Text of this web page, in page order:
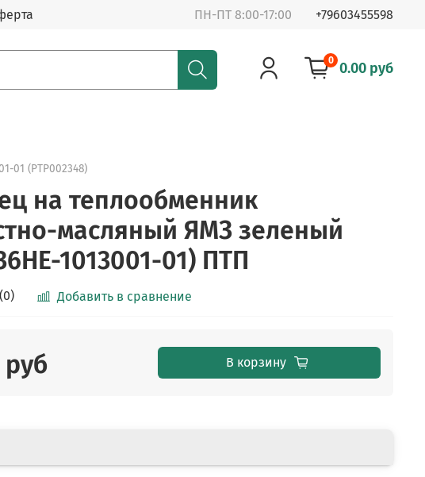
ПН-ПТ 8:00-17:00 +79603455598
0 0.00 руб
01 (PTP002348)
на теплообменник
масляный ЯМЗ зеленый
1013001-01) ПТП
(0) Добавить в сравнение
руб В корзину